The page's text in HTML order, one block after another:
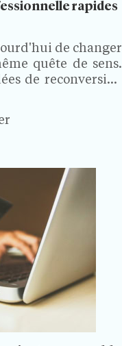
rapides
de changer
quête de sens.
de reconversion
qui recrutent et